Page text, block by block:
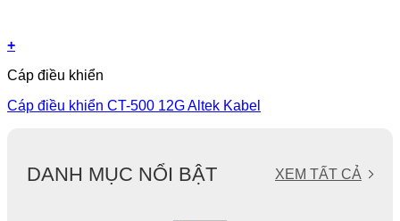
+
Cáp điều khiển
Cáp điều khiển CT-500 12G Altek Kabel
DANH MỤC NỔI BẬT XEM TẤT CẢ